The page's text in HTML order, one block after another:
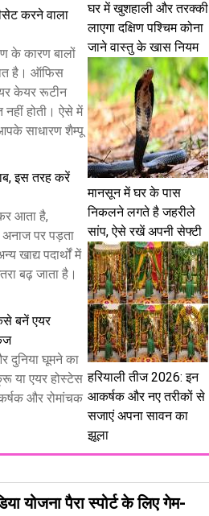
करने वाला
के कारण बालों
है। ऑफिस
केयर रूटीन
होती। ऐसे में
साधारण शैम्पू
इस तरह करें
आता है,
पर पड़ता
खाद्य पदार्थों में
बढ़ जाता है।
बनें एयर
दुनिया घूमने का
या एयर होस्टेस
और रोमांचक
घर में खुशहाली और तरक्की
लाएगा दक्षिण पश्चिम कोना
जाने वास्तु के खास नियम
मानसून में घर के पास
निकलने लगते है जहरीले
सांप, ऐसे रखें अपनी सेफ्टी
हरियाली तीज 2026: इन
आकर्षक और नए तरीकों से
सजाएं अपना सावन का
झूला
योजना पैरा स्पोर्ट के लिए गेम-